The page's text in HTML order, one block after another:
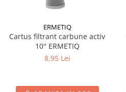
Pachet Centrale Termice
Instant pe gaz natural si GPL
Accesorii centrale pe GAZ si GPL
Cazane, Centrale si Termoseminee
cu functionare pe peleti
ERMETIQ
Cartus filtrant carbune activ
10'' ERMETIQ
8,95 Lei